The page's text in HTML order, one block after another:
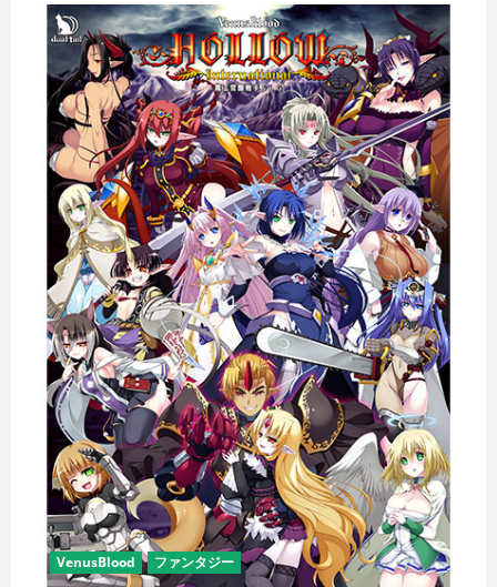
イ
キ
ッ
ク
イ
ク
リ
プ
ス
―【全
年
齢
向
け】
の
詳
細
を
ご
覧
く
だ
さ
い
VenusBlood ファンタジー